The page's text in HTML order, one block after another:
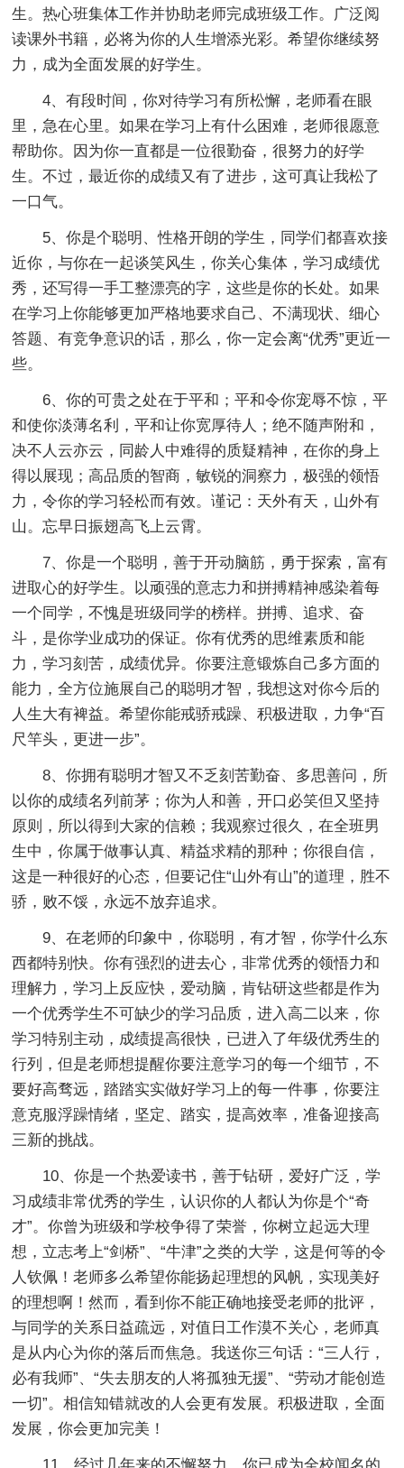
生。热心班集体工作并协助老师完成班级工作。广泛阅
读课外书籍，必将为你的人生增添光彩。希望你继续努
力，成为全面发展的好学生。
4、有段时间，你对待学习有所松懈，老师看在眼
里，急在心里。如果在学习上有什么困难，老师很愿意
帮助你。因为你一直都是一位很勤奋，很努力的好学
生。不过，最近你的成绩又有了进步，这可真让我松了
一口气。
5、你是个聪明、性格开朗的学生，同学们都喜欢接
近你，与你在一起谈笑风生，你关心集体，学习成绩优
秀，还写得一手工整漂亮的字，这些是你的长处。如果
在学习上你能够更加严格地要求自己、不满现状、细心
答题、有竞争意识的话，那么，你一定会离“优秀”更近一
些。
6、你的可贵之处在于平和；平和令你宠辱不惊，平
和使你淡薄名利，平和让你宽厚待人；绝不随声附和，
决不人云亦云，同龄人中难得的质疑精神，在你的身上
得以展现；高品质的智商，敏锐的洞察力，极强的领悟
力，令你的学习轻松而有效。谨记：天外有天，山外有
山。忘早日振翅高飞上云霄。
7、你是一个聪明，善于开动脑筋，勇于探索，富有
进取心的好学生。以顽强的意志力和拼搏精神感染着每
一个同学，不愧是班级同学的榜样。拼搏、追求、奋
斗，是你学业成功的保证。你有优秀的思维素质和能
力，学习刻苦，成绩优异。你要注意锻炼自己多方面的
能力，全方位施展自己的聪明才智，我想这对你今后的
人生大有裨益。希望你能戒骄戒躁、积极进取，力争“百
尺竿头，更进一步”。
8、你拥有聪明才智又不乏刻苦勤奋、多思善问，所
以你的成绩名列前茅；你为人和善，开口必笑但又坚持
原则，所以得到大家的信赖；我观察过很久，在全班男
生中，你属于做事认真、精益求精的那种；你很自信，
这是一种很好的心态，但要记住“山外有山”的道理，胜不
骄，败不馁，永远不放弃追求。
9、在老师的印象中，你聪明，有才智，你学什么东
西都特别快。你有强烈的进去心，非常优秀的领悟力和
理解力，学习上反应快，爱动脑，肯钻研这些都是作为
一个优秀学生不可缺少的学习品质，进入高二以来，你
学习特别主动，成绩提高很快，已进入了年级优秀生的
行列，但是老师想提醒你要注意学习的每一个细节，不
要好高骛远，踏踏实实做好学习上的每一件事，你要注
意克服浮躁情绪，坚定、踏实，提高效率，准备迎接高
三新的挑战。
10、你是一个热爱读书，善于钻研，爱好广泛，学
习成绩非常优秀的学生，认识你的人都认为你是个“奇
才”。你曾为班级和学校争得了荣誉，你树立起远大理
想，立志考上“剑桥”、“牛津”之类的大学，这是何等的令
人钦佩！老师多么希望你能扬起理想的风帆，实现美好
的理想啊！然而，看到你不能正确地接受老师的批评，
与同学的关系日益疏远，对值日工作漠不关心，老师真
是从内心为你的落后而焦急。我送你三句话：“三人行，
必有我师”、“失去朋友的人将孤独无援”、“劳动才能创造
一切”。相信知错就改的人会更有发展。积极进取，全面
发展，你会更加完美！